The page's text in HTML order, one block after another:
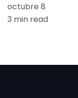
octubre 8
3 min read